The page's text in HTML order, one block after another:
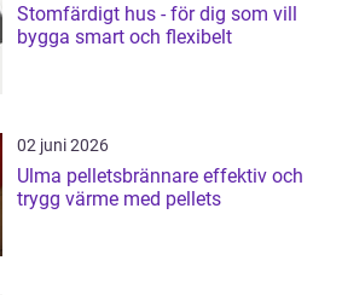
Stomfärdigt hus - för dig som vill
bygga smart och flexibelt
02 juni 2026
Ulma pelletsbrännare effektiv och
trygg värme med pellets